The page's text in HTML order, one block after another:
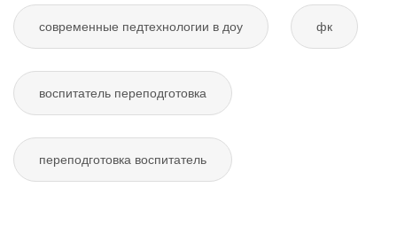
современные педтехнологии в доу фк
воспитатель переподготовка
переподготовка воспитатель